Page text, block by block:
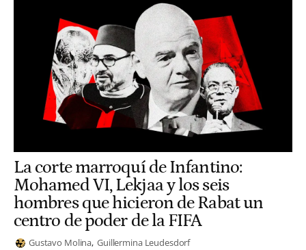
La corte marroquí de Infantino:
Mohamed VI, Lekjaa y los seis
hombres que hicieron de Rabat un
centro de poder de la FIFA
Gustavo Molina Guillermina Leudesdorf